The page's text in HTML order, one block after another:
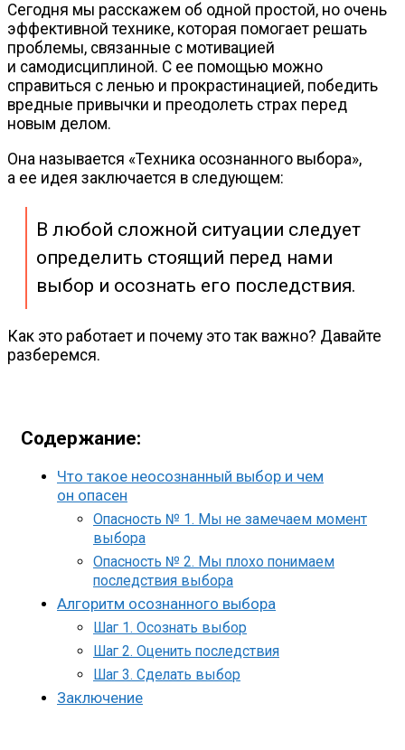
Сегодня мы расскажем об одной простой, но очень
эффективной технике, которая помогает решать
проблемы, связанные с мотивацией
и самодисциплиной. С ее помощью можно
справиться с ленью и прокрастинацией, победить
вредные привычки и преодолеть страх перед
новым делом.
Она называется «Техника осознанного выбора»,
а ее идея заключается в следующем:
В любой сложной ситуации следует
определить стоящий перед нами
выбор и осознать его последствия.
Как это работает и почему это так важно? Давайте
разберемся.
Содержание:
Что такое неосознанный выбор и чем
он опасен
Опасность № 1. Мы не замечаем момент
выбора
Опасность № 2. Мы плохо понимаем
последствия выбора
Алгоритм осознанного выбора
Шаг 1. Осознать выбор
Шаг 2. Оценить последствия
Шаг 3. Сделать выбор
Заключение